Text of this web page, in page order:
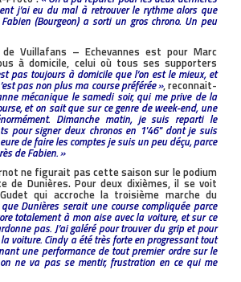
j’ai eu du mal à retrouver le rythme alors que
(Bourgeon) a sorti un gros chrono. Un peu
Vuillafans – Echevannes est pour Marc
à domicile, celui où tous ses supporters
pas toujours à domicile que l’on est le mieux, et
pas non plus ma course préférée », reconnait-
mécanique le samedi soir, qui me prive de la
et on sait que sur ce genre de week-end, une
Dimanche matin, je suis reparti le
pour signer deux chronos en 1'46'' dont je suis
de faire les comptes je suis un peu déçu, parce
de Fabien. »
ne figurait pas cette saison sur le podium
de Dunières. Pour deux dixièmes, il se voit
qui accroche la troisième marche du
Dunières serait une course compliquée parce
totalement à mon aise avec la voiture, et sur ce
pas. J’ai galéré pour trouver du grip et pour
voiture. Cindy a été très forte en progressant tout
une performance de tout premier ordre sur le
ne va pas se mentir, frustration en ce qui me